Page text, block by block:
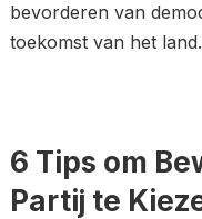
bevorderen van
toekomst van het land.
6 Tips om
Partij te